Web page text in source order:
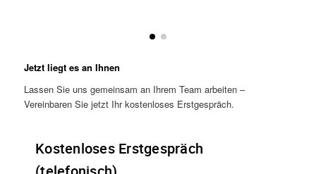
Jetzt liegt es an Ihnen
Lassen Sie uns gemeinsam an Ihrem Team arbeiten –
Vereinbaren Sie jetzt Ihr kostenloses Erstgespräch.